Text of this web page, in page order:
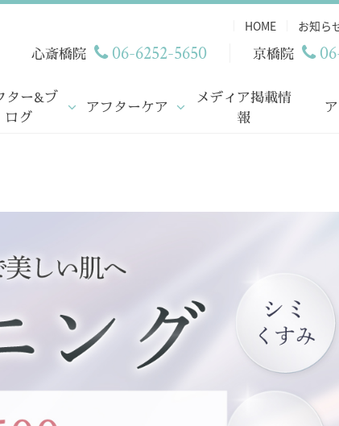
HOME お知ら
京橋院
心斎橋院 06-6252-5650
ター&ブ
ログ
アフターケア
メディア掲載情
報